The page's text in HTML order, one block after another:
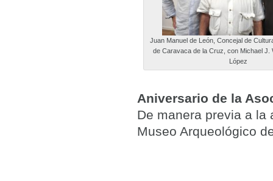
Juan Manuel de León, Concejal de
de Caravaca de la Cruz, con Michael J.
López
Aniversario de la
De manera previa a la
Museo Arqueológico